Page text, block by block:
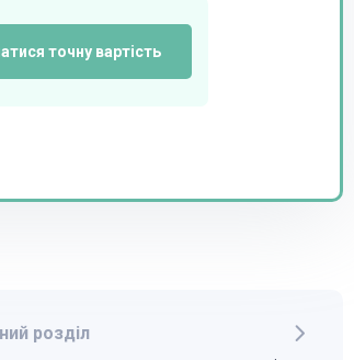
точну вартість
розділ